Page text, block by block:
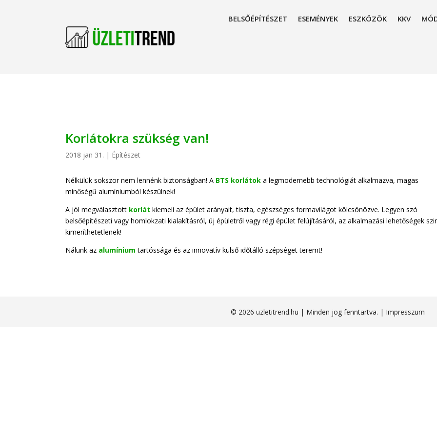
BELSŐÉPÍTÉSZET ESEMÉNYEK ESZKÖZÖK KKV
Korlátokra szükség van!
2018 jan 31. | Építészet
Nélkülük sokszor nem lennénk biztonságban! A BTS korlátok a legmodernebb technológiát alkalmazva, magas
minőségű alumíniumból készülnek!
A jól megválasztott korlát kiemeli az épület arányait, tiszta, egészséges formavilágot kölcsönözve. Legyen szó
belsőépítészeti vagy homlokzati kialakításról, új épületről vagy régi épület felújításáról, az alkalmazási lehetőségek
kimeríthetetlenek!
Nálunk az alumínium tartóssága és az innovatív külső időtálló szépséget teremt!
© 2026 uzletitrend.hu | Minden jog fenntartva. | Impresszum